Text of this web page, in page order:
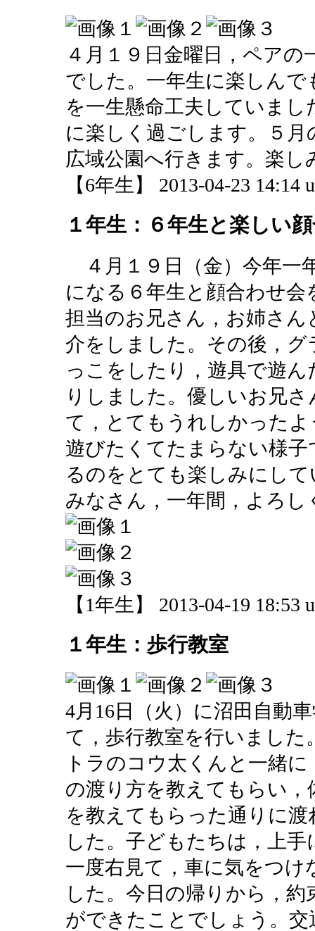
４月１９日金曜日，ペア
でした。一年生に楽しん
を一生懸命工夫していま
に楽しく過ごします。５
広域公園へ行きます。楽し
【6年生】 2013-04-23 14:14
１年生：６年生と楽しい
４月１９日（金）今年一
になる６年生と顔合わせ会
担当のお兄さん，お姉さ
介をしました。その後，
っこをしたり，遊具で遊
りしました。優しいお兄
て，とてもうれしかった
遊びたくてたまらない様
るのをとても楽しみにし
みなさん，一年間，よろ
【1年生】 2013-04-19 18:53
１年生：歩行教室
4月16日（火）に沼田自動
て，歩行教室を行いました
トラのコウ太くんと一緒
の渡り方を教えてもらい
を教えてもらった通りに
した。子どもたちは，上
一度右見て，車に気をつ
した。今日の帰りから，
ができたことでしょう。